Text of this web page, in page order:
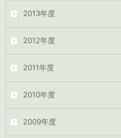
2013年度
2012年度
2011年度
2010年度
2009年度